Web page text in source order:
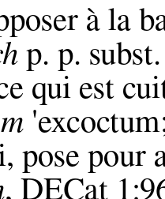
à la
p. p.
qui est
pose pour
, DECat